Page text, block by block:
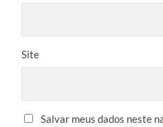
Site
Salvar meus dados neste